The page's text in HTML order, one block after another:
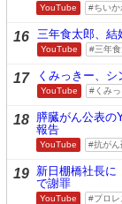
YouTube ちいか
16 三年食太郎、結
YouTube 三年
17 くみっきー、
YouTube くみ
18 膵臓がん公表の
報告
YouTube 抗がん
19 新日棚橋社長に
で謝罪
YouTube プロレ